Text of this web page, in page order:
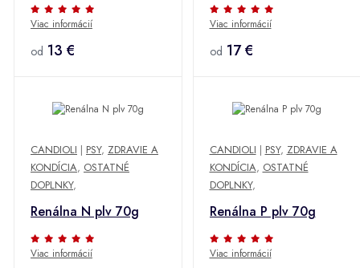
Viac informácií
od 13 €
Viac informácií
od 17 €
CANDIOLI | PSY, ZDRAVIE A
KONDÍCIA, OSTATNÉ
DOPLNKY,
Renálna N plv 70g
Viac informácií
CANDIOLI | PSY, ZDRAVIE A
KONDÍCIA, OSTATNÉ
DOPLNKY,
Renálna P plv 70g
Viac informácií